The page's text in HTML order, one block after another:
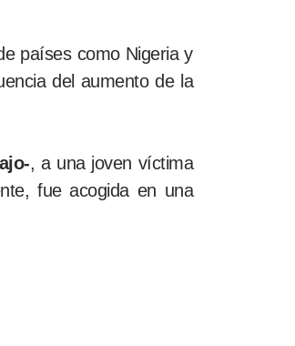
países como Nigeria y
del aumento de la
, a una joven víctima
fue acogida en una